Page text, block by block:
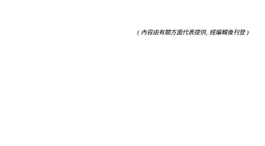
( 內容由有關方面代表提供, 經編輯後刊登 )